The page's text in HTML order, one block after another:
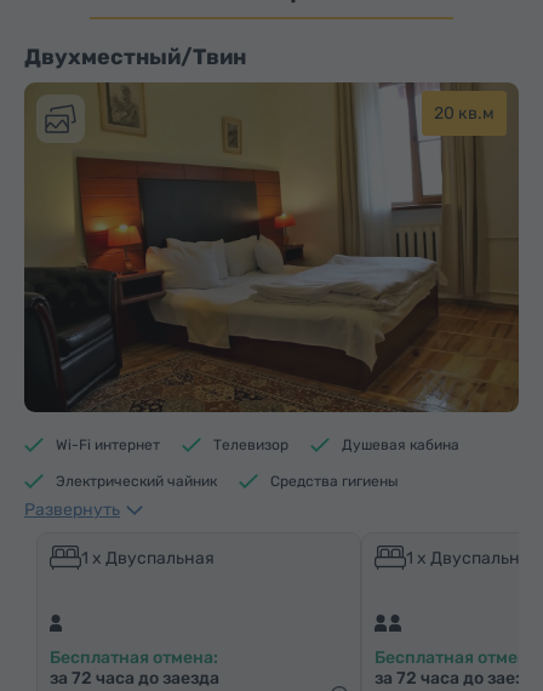
Двухместный/Твин
20 кв.м
Wi-Fi интернет Телевизор Душевая кабина
Электрический чайник Средства гигиены
Полотенца
Шкаф/Гардероб Кресло
Холодильник
Развернуть
1 x Двуспальная
Бесплатная отмена:
за 72 часа до заезда
1 x Двуспальная
Бесплатная отмена:
за 72 часа до заезда